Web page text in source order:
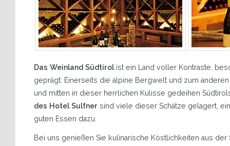
Das Weinland Südtirolist ein Land voller Kontraste,
geprägt: Einerseits die alpine Bergwelt und zum
und mitten in dieser herrlichen Kulisse gedeihen
des Hotel Sulfner sind viele dieser Schätze gelagert,
guten Essen dazu.
Bei uns genießen Sie kulinarische Köstlichkeiten aus der